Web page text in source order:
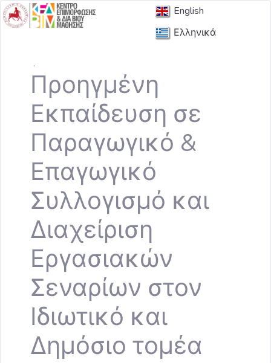
English
Ελληνικά
.
Προηγμένη
Εκπαίδευση σε
Παραγωγικό &
Επαγωγικό
Συλλογισμό και
Διαχείριση
Εργασιακών
Σεναρίων στον
Ιδιωτικό και
Δημόσιο τομέα